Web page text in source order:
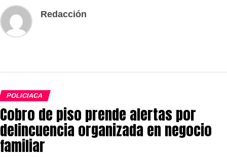
Redacción
POLICIACA
Cobro de piso prende alertas por
delincuencia organizada en negocio
familiar